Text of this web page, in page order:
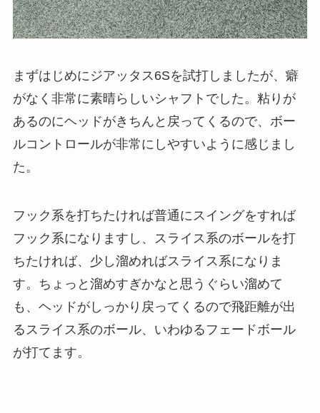
まずはじめにジアッタス6Sを試打しましたが、癖
がなく非常に素晴らしいシャフトでした。粘りが
あるのにヘッドがきちんと戻ってくるので、ボー
ルコントロールが非常にしやすいように感じまし
た。
フック系を打ちたければ普通にスイングをすれば
フック系になりますし、スライス系のボールを打
ちたければ、少し溜めればスライス系になりま
す。ちょっと溜めすぎかなと思うぐらい溜めて
も、ヘッドがしっかり戻ってくるので飛距離が出
るスライス系のボール、いわゆるフェードボール
が打てます。